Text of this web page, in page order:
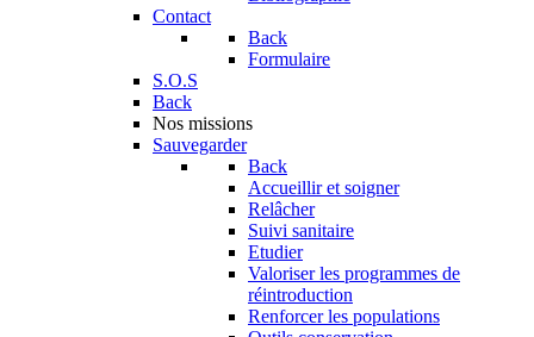
Contact
Back
Formulaire
S.O.S
Back
Nos missions
Sauvegarder
Back
Accueillir et soigner
Relâcher
Suivi sanitaire
Etudier
Valoriser les programmes de
réintroduction
Renforcer les populations